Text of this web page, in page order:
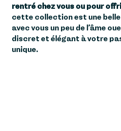
rentré chez vous ou pour
cette collection est une
avec vous un peu de l’âme
discret et élégant à votre
unique.